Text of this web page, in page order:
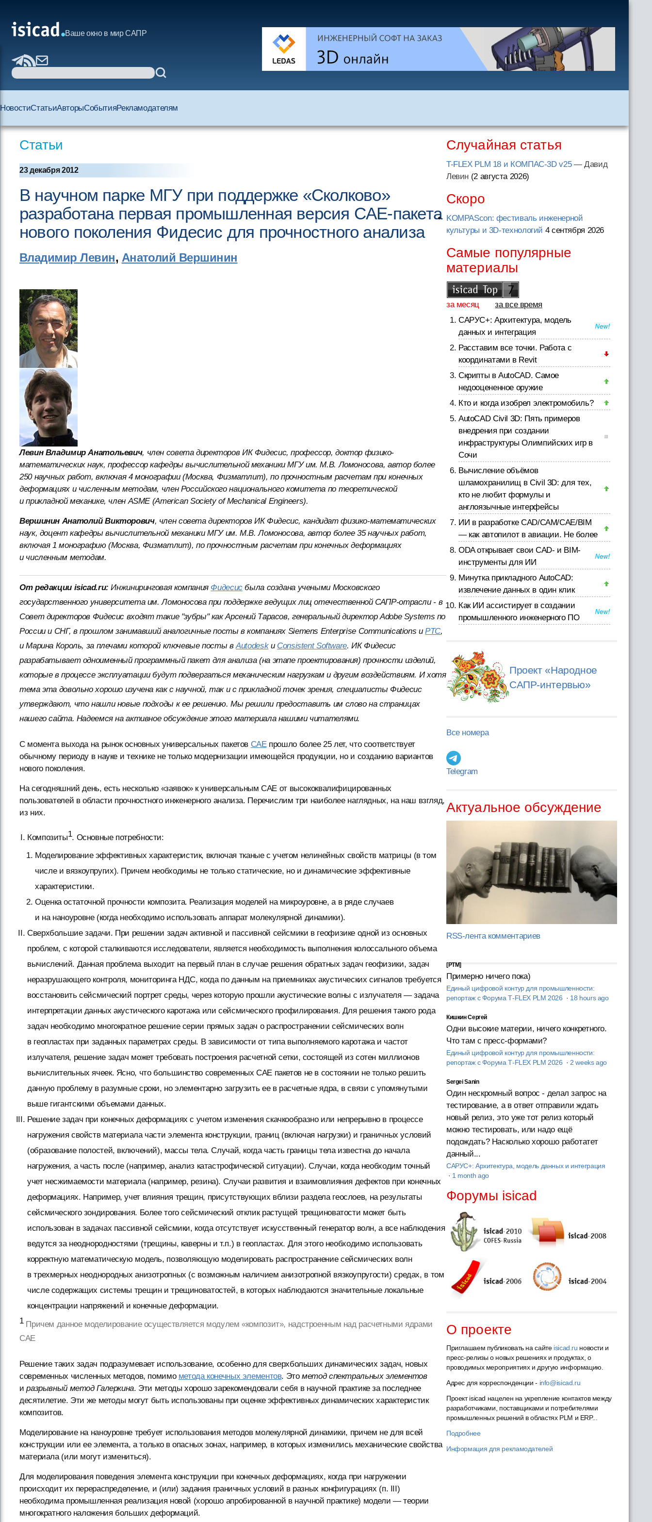
Ваше окно в мир САПР
НовостиСтатьиАвторыСобытияРекламодателям
Статьи
23 декабря 2012
В научном парке МГУ при поддержке «Сколково»
разработана первая промышленная версия CAE-пакета
нового поколения Фидесис для прочностного анализа
Владимир Левин, Анатолий Вершинин
Левин Владимир Анатольевич, член совета директоров ИК Фидесис, профессор, доктор физико-
математических наук, профессор кафедры вычислительной механики МГУ им. М.В. Ломоносова, автор более
250 научных работ, включая 4 монографии (Москва, Физматлит), по прочностным расчетам при конечных
деформациях и численным методам, член Российского национального комитета по теоретической
и прикладной механике, член АSME (American Society of Mechanical Engineers).
Вершинин Анатолий Викторович, член совета директоров ИК Фидесис, кандидат физико-математических
наук, доцент кафедры вычислительной механики МГУ им. М.В. Ломоносова, автор более 35 научных работ,
включая 1 монографию (Москва, Физматлит), по прочностным расчетам при конечных деформациях
и численным методам.
От редакции isicad.ru:Инжиниринговая компания Фидесисбыла создана учеными Московского
государственного университета им. Ломоносова при поддержке ведущих лиц отечественной САПР-отрасли - в
Совет директоров Фидесис входят такие "зубры" как Арсений Тарасов, генеральный директор Adobe Systems по
России и СНГ, в прошлом занимавший аналогичные посты в компаниях Siemens Enterprise Communications иPTC,
и Марина Король, за плечами которой ключевые посты вAutodeskи Consistent Software. ИК Фидесис
разрабатывает одноименный программный пакет для анализа (на этапе проектирования) прочности изделий,
которые в процессе эксплуатации будут подвергаться механическим нагрузкам и другим воздействиям. И хотя
тема эта довольно хорошо изучена как с научной, так и с прикладной точек зрения, специалисты Фидесис
утверждают, что нашли новые подходы к ее решению. Мы решили предоставить им слово на страницах
нашего сайта. Надеемся на активное обсуждение этого материала нашими читателями.
С момента выхода на рынок основных универсальных пакетов CAEпрошло более 25 лет, что соответствует
обычному периоду в науке и технике не только модернизации имеющейся продукции, но и созданию вариантов
нового поколения.
На сегодняшний день, есть несколько «заявок» к универсальным САЕ от высококвалифицированных
пользователей в области прочностного инженерного анализа. Перечислим три наиболее наглядных, на наш взгляд,
из них.
Композиты1. Основные потребности:
Моделирование эффективных характеристик, включая тканые с учетом нелинейных свойств матрицы (в том
числе и вязкоупругих). Причем необходимы не только статические, но и динамические эффективные
характеристики.
Оценка остаточной прочности композита. Реализация моделей на микроуровне, а в ряде случаев
и на наноуровне (когда необходимо использовать аппарат молекулярной динамики).
Сверхбольшие задачи. При решении задач активной и пассивной сейсмики в геофизике одной из основных
проблем, с которой сталкиваются исследователи, является необходимость выполнения колоссального объема
вычислений. Данная проблема выходит на первый план в случае решения обратных задач геофизики, задач
неразрушающего контроля, мониторинга НДС, когда по данным на приемниках акустических сигналов требуется
восстановить сейсмический портрет среды, через которую прошли акустические волны с излучателя — задача
интерпретации данных акустического каротажа или сейсмического профилирования. Для решения такого рода
задач необходимо многократное решение серии прямых задач о распространении сейсмических волн
в геопластах при заданных параметрах среды. В зависимости от типа выполняемого каротажа и частот
излучателя, решение задач может требовать построения расчетной сетки, состоящей из сотен миллионов
вычислительных ячеек. Ясно, что большинство современных CAE пакетов не в состоянии не только решить
данную проблему в разумные сроки, но элементарно загрузить ее в расчетные ядра, в связи с упомянутыми
выше гигантскими объемами данных.
Решение задач при конечных деформациях с учетом изменения скачкообразно или непрерывно в процессе
нагружения свойств материала части элемента конструкции, границ (включая нагрузки) и граничных условий
(образование полостей, включений), массы тела. Случай, когда часть границы тела известна до начала
нагружения, а часть после (например, анализ катастрофической ситуации). Случаи, когда необходим точный
учет несжимаемости материала (например, резина). Случаи развития и взаимовлияния дефектов при конечных
деформациях. Например, учет влияния трещин, присутствующих вблизи раздела геослоев, на результаты
сейсмического зондирования. Более того сейсмический отклик растущей трещиноватости может быть
использован в задачах пассивной сейсмики, когда отсутствует искусственный генератор волн, а все наблюдения
ведутся за неоднородностями (трещины, каверны и т.п.) в геопластах. Для этого необходимо использовать
корректную математическую модель, позволяющую моделировать распространение сейсмических волн
в трехмерных неоднородных анизотропных (с возможным наличием анизотропной вязкоупругости) средах, в том
числе содержащих системы трещин и трещиноватостей, в которых наблюдаются значительные локальные
концентрации напряжений и конечные деформации.
1 Причем данное моделирование осуществляется модулем «композит», надстроенным над расчетными ядрами
САЕ
Решение таких задач подразумевает использование, особенно для сверхбольших динамических задач, новых
современных численных методов, помимо метода конечных элементов. Этометод спектральных элементов
иразрывный метод Галеркина. Эти методы хорошо зарекомендовали себя в научной практике за последнее
десятилетие. Эти же методы могут быть использованы при оценке эффективных динамических характеристик
композитов.
Моделирование на наноуровне требует использования методов молекулярной динамики, причем не для всей
конструкции или ее элемента, а только в опасных зонах, например, в которых изменились механические свойства
материала (или могут измениться).
Для моделирования поведения элемента конструкции при конечных деформациях, когда при нагружении
происходит их перераспределение, и (или) задания граничных условий в разных конфигурациях (п. III)
необходима промышленная реализация новой (хорошо апробированной в научной практике) модели — теории
многократного наложения больших деформаций.
Случайная статья
T-FLEX PLM 18 и КОМПАС-3D v25— Давид
Левин (2 августа 2026)
Скоро
KOMPAScon: фестиваль инженерной
культуры и 3D-технологий 4 сентября 2026
Самые популярные
материалы
за месяц
за все время
САРУС+: Архитектура, модель
данных и интеграция
Расставим все точки. Работа с
координатами в Revit
Скрипты в AutoCAD. Самое
недооцененное оружие
Кто и когда изобрел электромобиль?
AutoCAD Civil 3D: Пять примеров
внедрения при создании
инфраструктуры Олимпийских игр в
Сочи
Вычисление объёмов
шламохранилищ в Civil 3D: для тех,
кто не любит формулы и
англоязычные интерфейсы
ИИ в разработке CAD/CAM/CAE/BIM
— как автопилот в авиации. Не более
ODA открывает свои CAD- и BIM-
инструменты для ИИ
Минутка прикладного AutoCAD:
извлечение данных в один клик
Как ИИ ассистирует в создании
промышленного инженерного ПО
Проект «Народное
САПР-интервью»
Все номера
Telegram
Актуальное обсуждение
RSS-лента комментариев
[PTM]
Примерно ничего пока)
Единый цифровой контур для промышленности:
репортаж с Форума T‑FLEX PLM 2026 · 18 hours ago
Кишкин Сергей
Одни высокие материи, ничего конкретного.
Что там с пресс-формами?
Единый цифровой контур для промышленности:
репортаж с Форума T‑FLEX PLM 2026 · 2 weeks ago
Sergei Sanin
Один нескромный вопрос - делал запрос на
тестирование, а в ответ отправили ждать
новый релиз, это уже тот релиз который
можно тестировать, или надо ещё
подождать? Насколько хорошо работатет
данный...
САРУС+: Архитектура, модель данных и интеграция
· 1 month ago
Форумы isicad
О проекте
Приглашаем публиковать на сайте isicad.ru новости и
пресс-релизы о новых решениях и продуктах, о
проводимых мероприятиях и другую информацию.
Адрес для корреспонденции - info@isicad.ru
Проект isicad нацелен на укрепление контактов между
разработчиками, поставщиками и потребителями
промышленных решений в областях PLM и ERP...
Подробнее
Информация для рекламодателей